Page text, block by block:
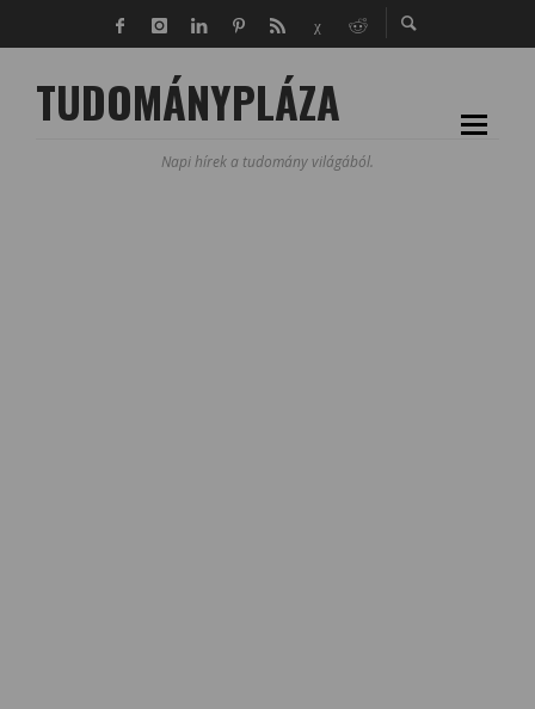
TUDOMÁNYPLÁZA
Napi hírek a tudomány világából.